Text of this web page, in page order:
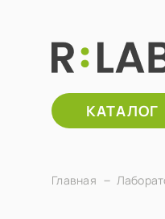
КАТАЛОГ
Главная